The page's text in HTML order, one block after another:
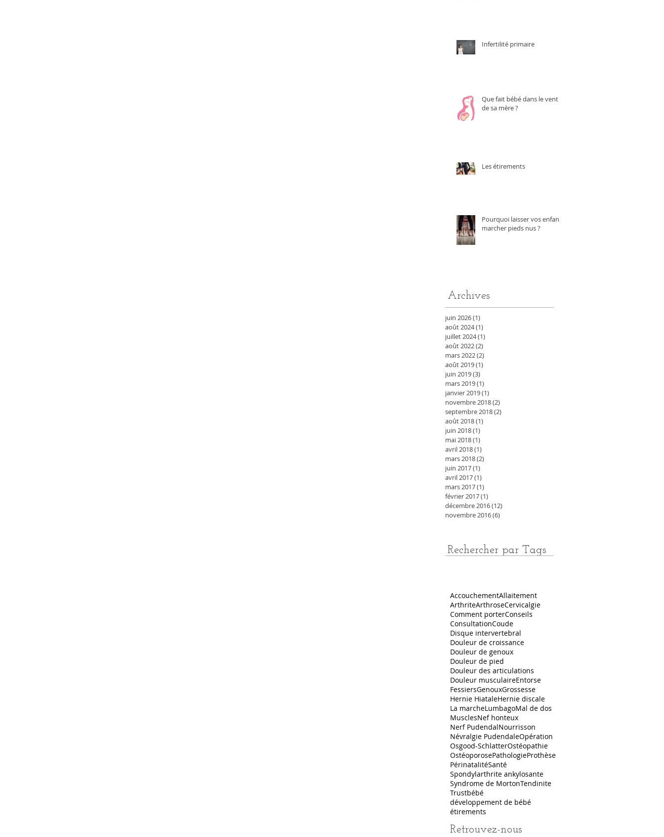
Infertilité primaire
Que fait bébé dans le ventre
de sa mère ?
Les étirements
Pourquoi laisser vos enfants
marcher pieds nus ?
Archives
juin 2026(1)
août 2024(1)
juillet 2024(1)
août 2022(2)
mars 2022(2)
août 2019(1)
juin 2019(3)
mars 2019(1)
janvier 2019(1)
novembre 2018(2)
septembre 2018(2)
août 2018(1)
juin 2018(1)
mai 2018(1)
avril 2018(1)
mars 2018(2)
juin 2017(1)
avril 2017(1)
mars 2017(1)
février 2017(1)
décembre 2016(12)
novembre 2016(6)
Rechercher par Tags
AccouchementAllaitement
ArthriteArthroseCervicalgie
Comment porterConseils
ConsultationCoude
Disque intervertebral
Douleur de croissance
Douleur de genoux
Douleur de pied
Douleur des articulations
Douleur musculaireEntorse
FessiersGenouxGrossesse
Hernie HiataleHernie discale
La marcheLumbagoMal de dos
MusclesNef honteux
Nerf PudendalNourrisson
Névralgie PudendaleOpération
Osgood-SchlatterOstéopathie
OstéoporosePathologieProthèse
PérinatalitéSanté
Spondylarthrite ankylosante
Syndrome de MortonTendinite
Trustbébé
développement de bébé
étirements
Retrouvez-nous